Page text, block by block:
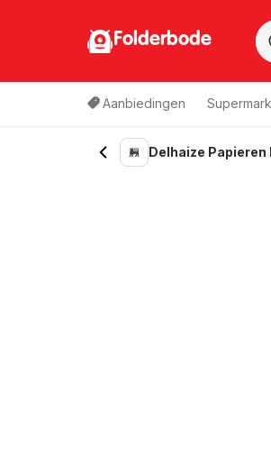
Folderbode
Aanbiedingen
Delhaize Papieren